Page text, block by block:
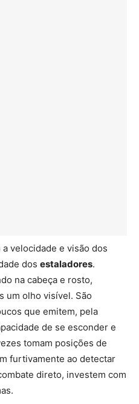
velocidade e visão dos
dos estaladores.
na cabeça e rosto,
um olho visível. São
que emitem, pela
de se esconder e
tomam posições de
furtivamente ao detectar
direto, investem com